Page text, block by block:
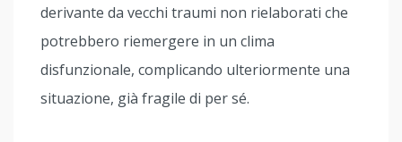
derivante da vecchi traumi non rielaborati che
potrebbero riemergere in un clima
disfunzionale, complicando ulteriormente una
situazione, già fragile di per sé.